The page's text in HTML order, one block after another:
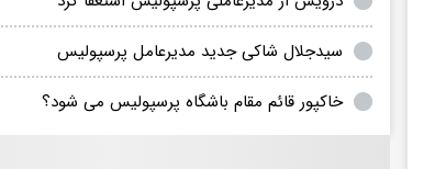
سیدجلال شاکی جدید مدیرعامل پرسپولیس
خاکپور قائم مقام باشگاه پرسپولیس می شود؟